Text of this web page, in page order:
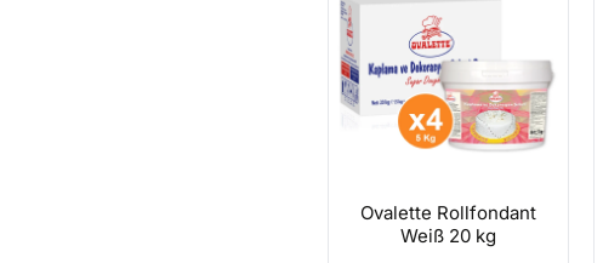
Ovalette Rollfondant
Weiß 20 kg